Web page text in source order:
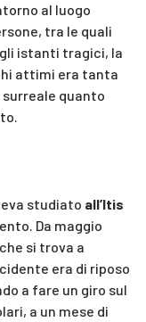
al luogo
tra le quali
istanti tragici, la
attimi era tanta
quanto
studiato all’Itis
Da maggio
che si trova a
era di riposo
a fare un giro sul
a un mese di